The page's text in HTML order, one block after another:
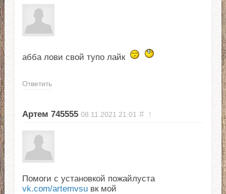
абба лови свой тупо лайк
Ответить
Артем 745555 08.11.2021 21:01 # ↑
Помоги с установкой пожайлуста
vk.com/artemvsuвк мой